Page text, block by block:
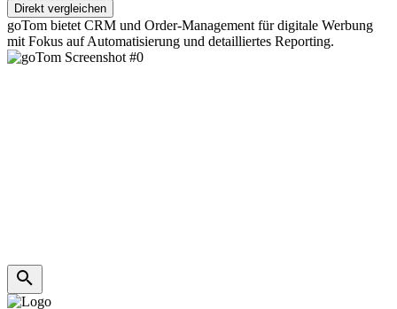
Direkt vergleichen
goTom bietet CRM und Order-Management für digitale Werbung
mit Fokus auf Automatisierung und detailliertes Reporting.